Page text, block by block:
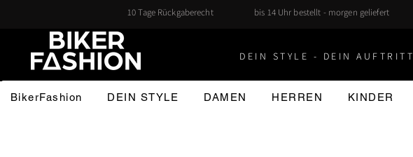
10 Tage Rückgaberecht bis 14 Uhr bestellt - morgen geliefert
DEIN STYLE - DEIN AUFTRITT
BikerFashion DEIN STYLE DAMEN HERREN KINDER